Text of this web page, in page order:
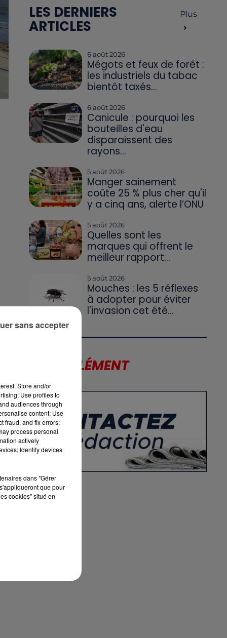
LES DERNIERS
ARTICLES
Plus
6 août 2026
Mégots et feux de forêt :
les industriels du tabac
bientôt taxés...
6 août 2026
Canicule : pourquoi les
bouteilles d'eau
disparaissent des
rayons...
5 août 2026
Manger sainement
coûte 25 % plus cher qu'il
y a cinq ans, alerte l’ONU
5 août 2026
Quelles sont les
marques qui offrent le
meilleur rapport...
5 août 2026
Mouches : les 5 réflexes
à adopter pour éviter
l'invasion cet été...
LE SUPPLÉMENT
Store and/or
Use profiles to
audiences through
content; Use
fraud, and fix errors;
process personal
actively
Identify devices
dans "Gérer
que pour
cookies" situé en
sans accepter